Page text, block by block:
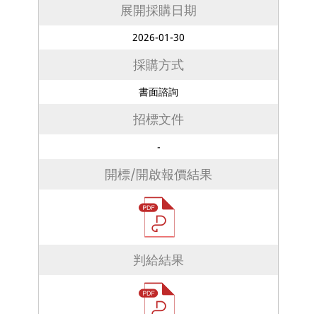
展開採購日期
2026-01-30
採購方式
書面諮詢
招標文件
-
開標/開啟報價結果
判給結果